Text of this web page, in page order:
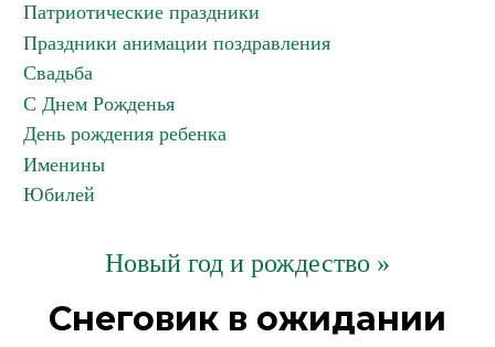
Патриотические праздники
Праздники анимации поздравления
Свадьба
С Днем Рожденья
День рождения ребенка
Именины
Юбилей
Новый год и рождество »
Снеговик в ожидании